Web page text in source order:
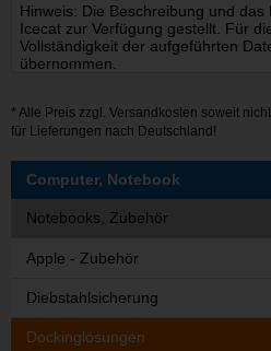
Hinweis: Die Beschreibung und
Icecat zur Verfügung gestellt. Für
Vollständigkeit der aufgeführten
übernommen.
* Alle Preis zzgl. Versandkosten soweit
für Lieferungen nach Deutschland!
Computer, Notebook
Notebooks, Zubehör
Apple - Zubehör
Diebstahlsicherung
Dockinglösungen